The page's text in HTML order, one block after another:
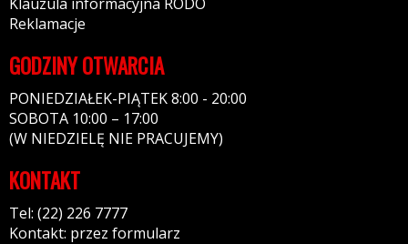
Reklamacje
GODZINY OTWARCIA
PONIEDZIAŁEK-PIĄTEK 8:00 - 20:00
SOBOTA 10:00 – 17:00
(W NIEDZIELĘ NIE PRACUJEMY)
KONTAKT
Tel: (22) 226 7777
Kontakt: przez formularz